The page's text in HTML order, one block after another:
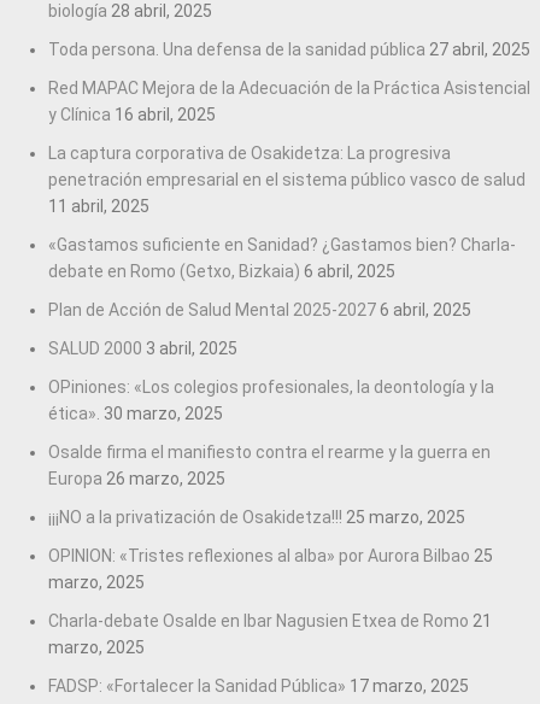
biología 28 abril, 2025
Toda persona. Una defensa de la sanidad pública 27 abril, 2025
Red MAPAC Mejora de la Adecuación de la Práctica Asistencial
y Clínica 16 abril, 2025
La captura corporativa de Osakidetza: La progresiva
penetración empresarial en el sistema público vasco de salud
11 abril, 2025
«Gastamos suficiente en Sanidad? ¿Gastamos bien? Charla-
debate en Romo (Getxo, Bizkaia) 6 abril, 2025
Plan de Acción de Salud Mental 2025-20276 abril, 2025
SALUD 2000 3 abril, 2025
OPiniones: «Los colegios profesionales, la deontología y la
ética». 30 marzo, 2025
Osalde firma el manifiesto contra el rearme y la guerra en
Europa 26 marzo, 2025
¡¡¡NO a la privatización de Osakidetza!!! 25 marzo, 2025
OPINION: «Tristes reflexiones al alba» por Aurora Bilbao 25
marzo, 2025
Charla-debate Osalde en Ibar Nagusien Etxea de Romo 21
marzo, 2025
FADSP: «Fortalecer la Sanidad Pública» 17 marzo, 2025